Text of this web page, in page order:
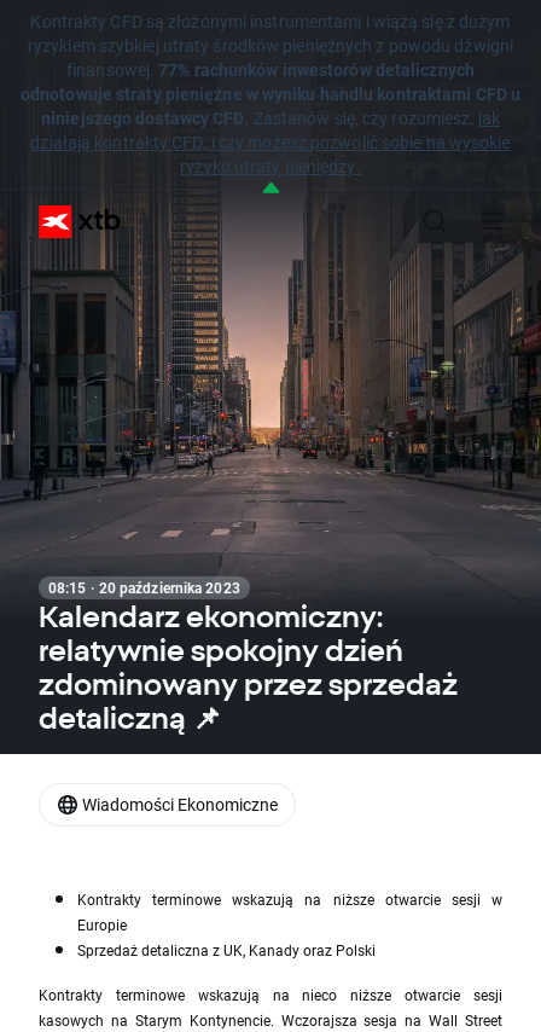
Kontrakty CFD są złożonymi instrumentami i wiążą się z dużym
ryzykiem szybkiej utraty środków pieniężnych z powodu dźwigni
finansowej.77% rachunków inwestorów detalicznych
odnotowuje straty pieniężne w wyniku handlu kontraktami CFD u
niniejszego dostawcy CFD. Zastanów się, czy rozumiesz, jak
działają kontrakty CFD, i czy możesz pozwolić sobie na wysokie
ryzyko utraty pieniędzy.
08:15 · 20 października 2023
Kalendarz ekonomiczny:
relatywnie spokojny dzień
zdominowany przez sprzedaż
detaliczną 📌
Kontrakty terminowe wskazują na niższe otwarcie sesji w
Europie
Sprzedaż detaliczna z UK, Kanady oraz Polski
Kontrakty terminowe wskazują na nieco niższe otwarcie sesji
kasowych na Starym Kontynencie. Wczorajsza sesja na Wall Street
Wiadomości Ekonomiczne